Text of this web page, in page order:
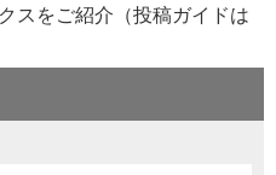
スをご紹介（投稿ガイドは